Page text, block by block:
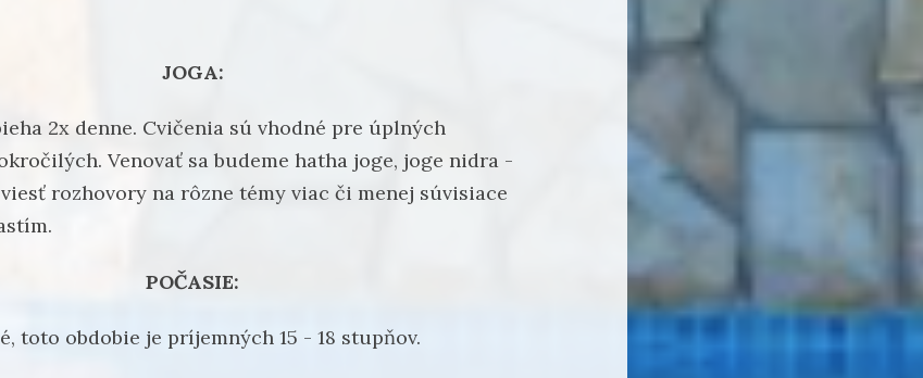
JOGA:
2x denne. Cvičenia sú vhodné pre úplných
Venovať sa budeme hatha joge, joge nidra -
rozhovory na rôzne témy viac či menej súvisiace
POČASIE:
toto obdobie je príjemných 15 - 18 stupňov.